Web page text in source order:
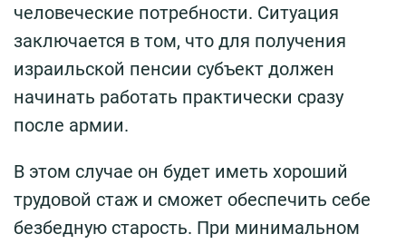
человеческие потребности. Ситуация
заключается в том, что для получения
израильской пенсии субъект должен
начинать работать практически сразу
после армии.
В этом случае он будет иметь хороший
трудовой стаж и сможет обеспечить себе
безбедную старость. При минимальном